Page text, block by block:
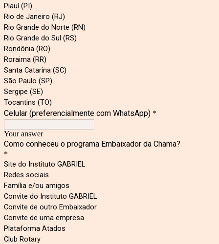
Piauí (PI)
Rio de Janeiro (RJ)
Rio Grande do Norte (RN)
Rio Grande do Sul (RS)
Rondônia (RO)
Roraima (RR)
Santa Catarina (SC)
São Paulo (SP)
Sergipe (SE)
Tocantins (TO)
Celular (preferencialmente com WhatsApp) *
Your answer
Como conheceu o programa Embaixador da Chama?
*
Site do Instituto GABRIEL
Redes sociais
Família e/ou amigos
Convite do Instituto GABRIEL
Convite de outro Embaixador
Convite de uma empresa
Plataforma Atados
Club Rotary